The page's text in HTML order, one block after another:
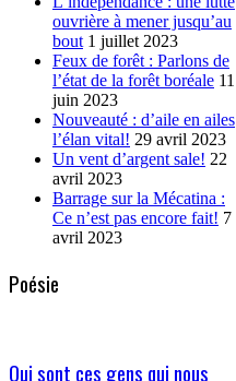
ouvrière à mener jusqu’au
bout 1 juillet 2023
Feux de forêt : Parlons de
l’état de la forêt boréale 11
juin 2023
Nouveauté : d’aile en ailes
l’élan vital! 29 avril 2023
Un vent d’argent sale! 22
avril 2023
Barrage sur la Mécatina :
Ce n’est pas encore fait! 7
avril 2023
Poésie
Qui sont ces gens qui nous